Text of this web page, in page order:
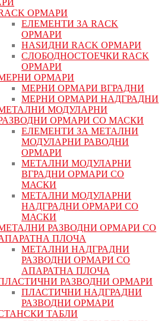
ОРМАРИ
ЕЛЕМЕНТИ ЗА RACK
ОРМАРИ
НАЅИДНИ RACK ОРМАРИ
СЛОБОДНОСТОЕЧКИ RACK
ОРМАРИ
ОРМАРИ
МЕРНИ ОРМАРИ ВГРАДНИ
МЕРНИ ОРМАРИ НАДГРАДНИ
МОДУЛАРНИ
ОРМАРИ СО МАСКИ
ЕЛЕМЕНТИ ЗА МЕТАЛНИ
МОДУЛАРНИ РАВОДНИ
ОРМАРИ
МЕТАЛНИ МОДУЛАРНИ
ВГРАДНИ ОРМАРИ СО
МАСКИ
МЕТАЛНИ МОДУЛАРНИ
НАДГРАДНИ ОРМАРИ СО
МАСКИ
РАЗВОДНИ ОРМАРИ СО
ПЛОЧА
МЕТАЛНИ НАДГРАДНИ
РАЗВОДНИ ОРМАРИ СО
АПАРАТНА ПЛОЧА
РАЗВОДНИ ОРМАРИ
ПЛАСТИЧНИ НАДГРАДНИ
РАЗВОДНИ ОРМАРИ
ТАБЛИ